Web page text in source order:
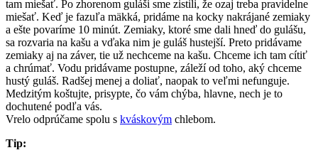
tam miešať. Po zhorenom guláši sme zistili, že ozaj treba pravidelne
miešať. Keď je fazuľa mäkká, pridáme na kocky nakrájané zemiaky
a ešte povaríme 10 minút. Zemiaky, ktoré sme dali hneď do gulášu,
sa rozvaria na kašu a vďaka nim je guláš hustejší. Preto pridávame
zemiaky aj na záver, tie už nechceme na kašu. Chceme ich tam cítiť
a chrúmať. Vodu pridávame postupne, záleží od toho, aký chceme
hustý guláš. Radšej menej a doliať, naopak to veľmi nefunguje.
Medzitým koštujte, prisypte, čo vám chýba, hlavne, nech je to
dochutené podľa vás.
Vrelo odprúčame spolu s kváskovým chlebom.
Tip: